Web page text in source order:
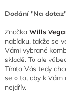
Dodání "Na dotaz"
Značka Wills
nabídku, takže se
Vámi vybrané
skladě. To ale
Tímto Vás tedy
se o to, aby k Vám
nejdřív.